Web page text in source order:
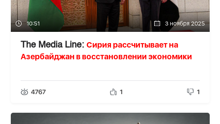
10:51 3 ноября 2025
The Media Line: Сирия рассчитывает на
Азербайджан в восстановлении экономики
4767 1 1